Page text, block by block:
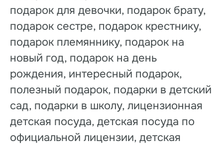
подарок для девочки, подарок брату,
подарок сестре, подарок крестнику,
подарок племяннику, подарок на
новый год, подарок на день
рождения, интересный подарок,
полезный подарок, подарки в детский
сад, подарки в школу, лицензионная
детская посуда, детская посуда по
официальной лицензии, детская